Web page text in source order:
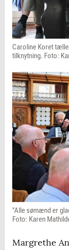
Caroline Koret
tilknytning. Foto:
"Alle sømænd er
Foto: Karen
Margrethe